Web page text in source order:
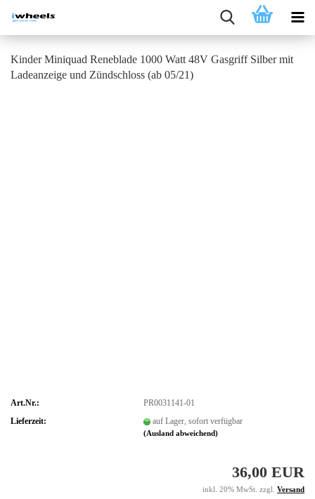
Kinder Miniquad Reneblade 1000 Watt 48V Gasgriff Silber mit
Ladeanzeige und Zündschloss (ab 05/21)
Art.Nr.:
PR0031141-01
Lieferzeit:
auf Lager, sofort verfügbar
(Ausland abweichend)
36,00 EUR
inkl. 20% MwSt. zzgl. Versand